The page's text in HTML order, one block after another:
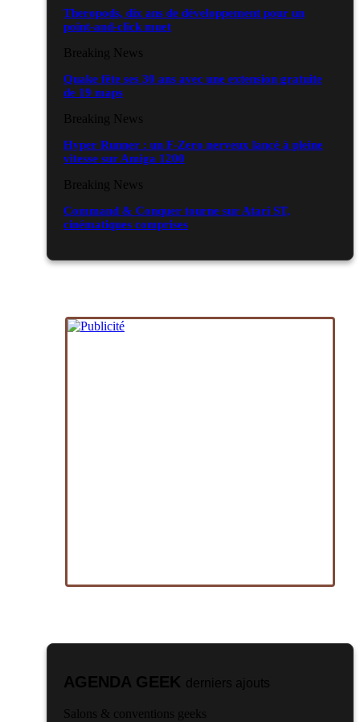
Theropods, dix ans de développement pour un
point-and-click muet
Breaking News
Quake fête ses 30 ans avec une extension gratuite
de 19 maps
Breaking News
Hyper Runner : un F-Zero nerveux lancé à pleine
vitesse sur Amiga 1200
Breaking News
Command & Conquer tourne sur Atari ST,
cinématiques comprises
AGENDA GEEK derniers ajouts
Salons & conventions geeks